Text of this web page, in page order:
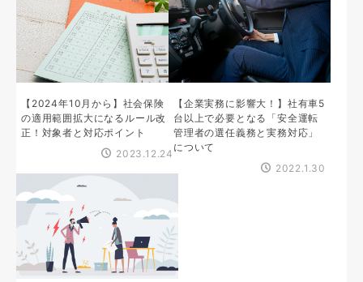
【2024年10月から】社会保険
の適用範囲拡大になるルール改
正！対象者と対応ポイント
2023.12.24
【企業実務に影響大！】社有車5
台以上で必要となる「安全運転
管理者の選任義務と実務対応」
について
2022.1.30